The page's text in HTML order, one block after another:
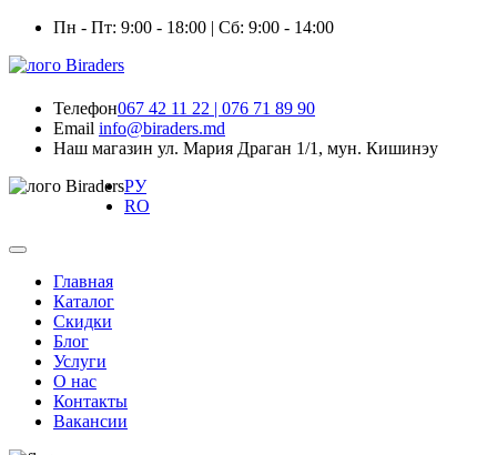
Пн - Пт: 9:00 - 18:00 | Сб: 9:00 - 14:00
Телефон067 42 11 22 | 076 71 89 90
Email info@biraders.md
Наш магазин ул. Мария Драган 1/1, мун. Кишинэу
РУ
RO
Главная
Каталог
Скидки
Блог
Услуги
О нас
Контакты
Вакансии